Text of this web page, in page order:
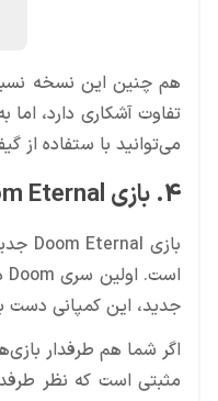
می‌توانید با ستفاده از
4. بازی Doom Eternal
جدید، این کمپانی دست
اگر شما هم طرفدار